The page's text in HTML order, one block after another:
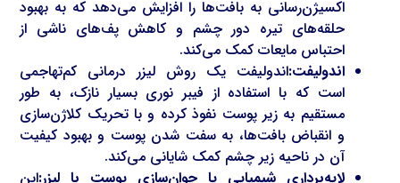
اکسیژن‌رسانی به بافت‌ها را افزایش می‌دهد که به بهبود
حلقه‌های تیره دور چشم و کاهش پف‌های ناشی از
احتباس مایعات کمک می‌کند.
اندولیفت:اندولیفت یک روش لیزر درمانی کم‌تهاجمی
است که با استفاده از فیبر نوری بسیار نازک، به طور
مستقیم به زیر پوست نفوذ کرده و با تحریک کلاژن‌سازی
و انقباض بافت‌ها، به سفت شدن پوست و بهبود کیفیت
آن در ناحیه زیر چشم کمک شایانی می‌کند.
لایه‌برداری شیمیایی یا جوان‌سازی پوست با لیزر:این